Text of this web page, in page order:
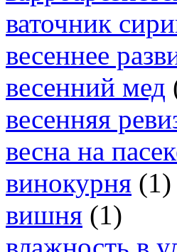
ваточник
весеннее
весенний мед
весенняя
весна на
винокурня (1)
вишня (1)